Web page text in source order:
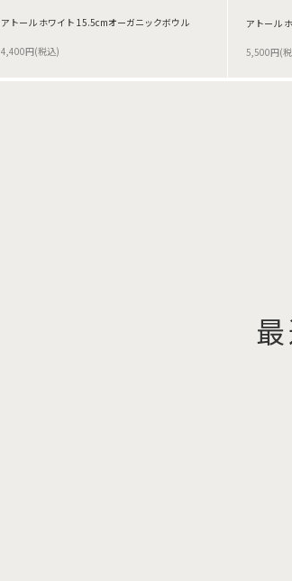
アトール ホワイト 15.5cmオーガニックボウル
4,400円(税込)
アトール
5,500円(